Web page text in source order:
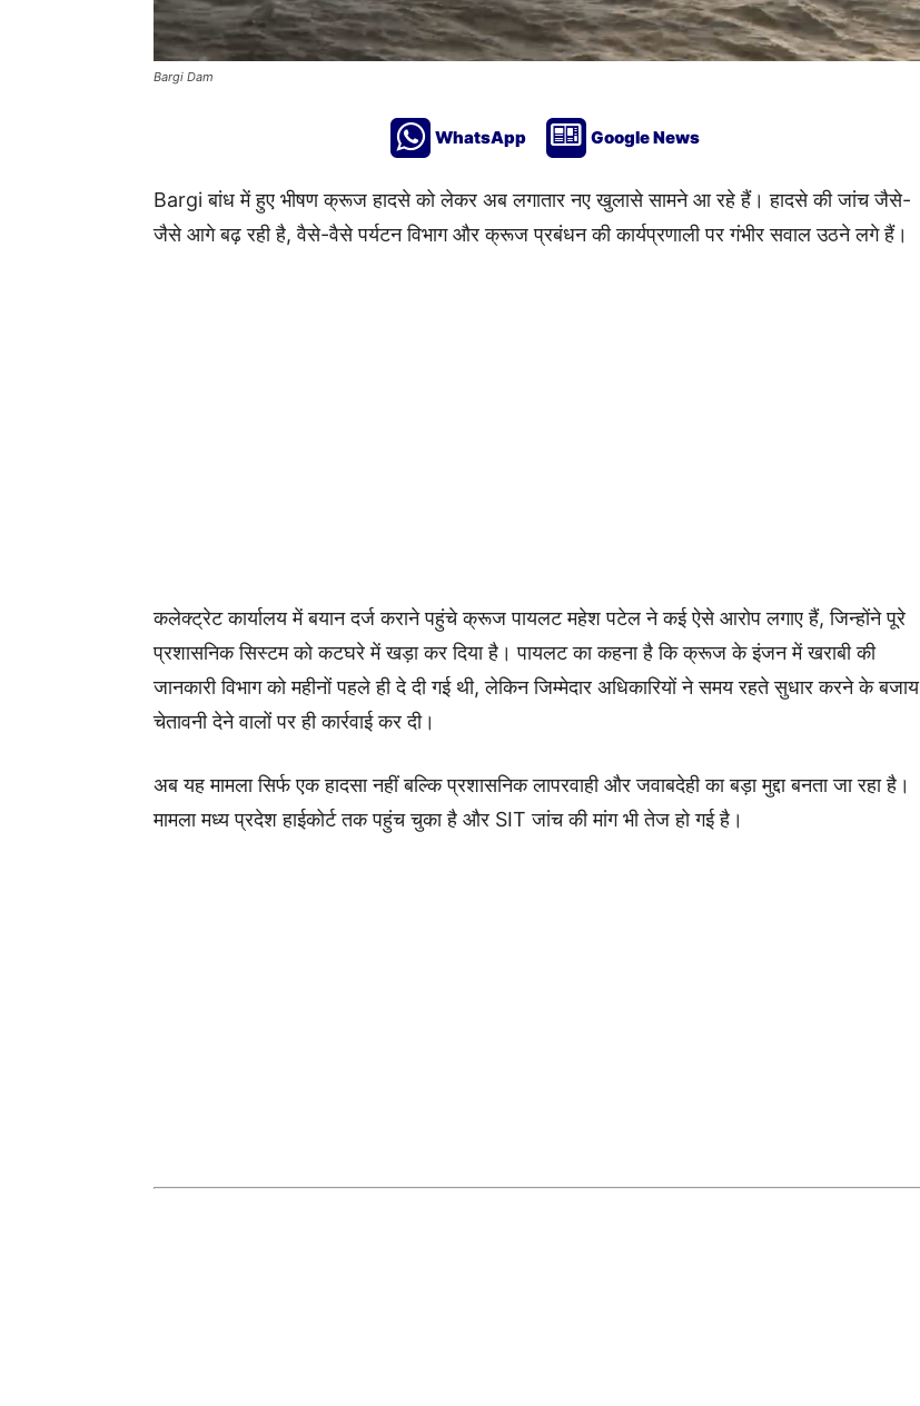
Bargi Dam
WhatsApp Google News
Bargi बांध में हुए भीषण क्रूज हादसे को लेकर अब लगातार नए खुलासे सामने आ रहे हैं। हादसे की जांच जैसे-
जैसे आगे बढ़ रही है, वैसे-वैसे पर्यटन विभाग और क्रूज प्रबंधन की कार्यप्रणाली पर गंभीर सवाल उठने लगे हैं।
कलेक्ट्रेट कार्यालय में बयान दर्ज कराने पहुंचे क्रूज पायलट महेश पटेल ने कई ऐसे आरोप लगाए हैं, जिन्होंने पूरे
प्रशासनिक सिस्टम को कटघरे में खड़ा कर दिया है। पायलट का कहना है कि क्रूज के इंजन में खराबी की
जानकारी विभाग को महीनों पहले ही दे दी गई थी, लेकिन जिम्मेदार अधिकारियों ने समय रहते सुधार करने के बजाय
चेतावनी देने वालों पर ही कार्रवाई कर दी।
अब यह मामला सिर्फ एक हादसा नहीं बल्कि प्रशासनिक लापरवाही और जवाबदेही का बड़ा मुद्दा बनता जा रहा है।
मामला मध्य प्रदेश हाईकोर्ट तक पहुंच चुका है और SIT जांच की मांग भी तेज हो गई है।